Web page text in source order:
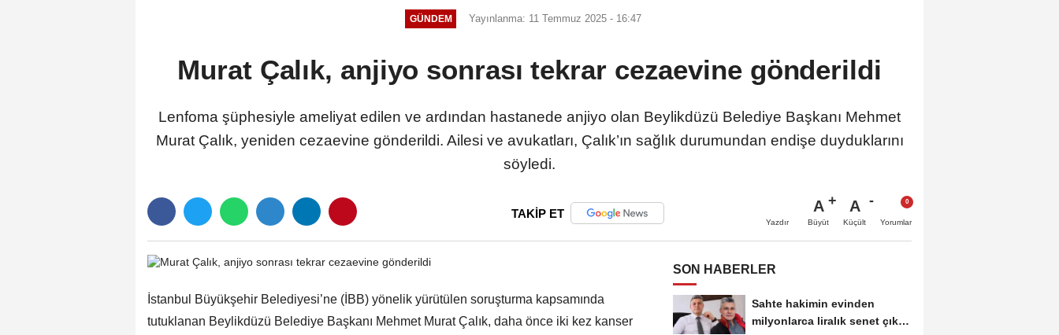
GÜNDEM Yayınlanma: 11 Temmuz 2025 - 16:47
Murat Çalık, anjiyo sonrası tekrar cezaevine gönderildi
Lenfoma şüphesiyle ameliyat edilen ve ardından hastanede anjiyo olan Beylikdüzü Belediye Başkanı Mehmet
Murat Çalık, yeniden cezaevine gönderildi. Ailesi ve avukatları, Çalık’ın sağlık durumundan endişe duyduklarını
söyledi.
TAKİP ET
Yazdır
A
Büyüt
A
Küçült Yorumlar
İstanbul Büyükşehir Belediyesi’ne (İBB) yönelik yürütülen soruşturma kapsamında
tutuklanan Beylikdüzü Belediye Başkanı Mehmet Murat Çalık, daha önce iki kez kanser
SON HABERLER
Sahte hakimin evinden
milyonlarca liralık senet çıktı: